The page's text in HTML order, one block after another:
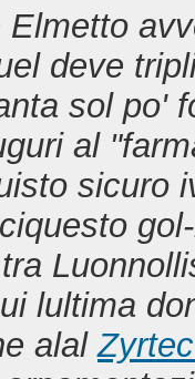
deve
sol po'
al
sicuro
lultima
alal